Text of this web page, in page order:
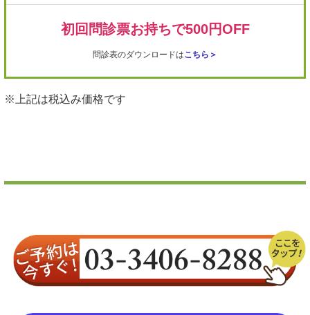
初回問診票お持ちで500円OFF
問診表のダウンロードはこちら ＞
※上記は税込み価格です